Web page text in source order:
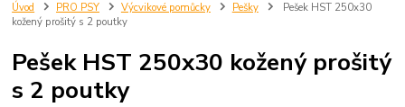
Úvod PRO PSY Výcvikové pomůcky Pešky
Pešek HST 250x30
kožený prošitý s 2 poutky
Pešek HST 250x30 kožený prošitý
s 2 poutky